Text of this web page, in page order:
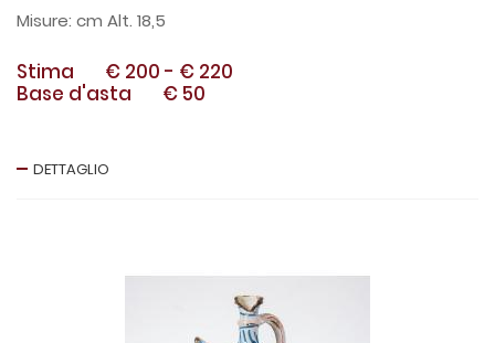
cm Alt. 18,5
Stima € 200 - € 220
Base d'asta
€ 50
DETTAGLIO